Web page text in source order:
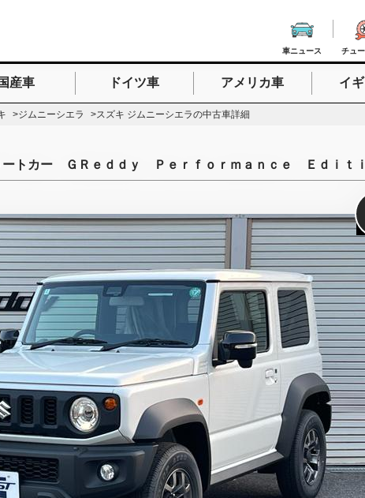
車ニュース チュ
検索したいキーワードを入力
国産車 ドイツ車 アメリカ車 イ
ジムニーシエラ スズキ ジムニーシエラの中古車詳細
ートカー ＧＲｅｄｄｙ Ｐｅｒｆｏｒｍａｎｃｅ Ｅｄｉｔ